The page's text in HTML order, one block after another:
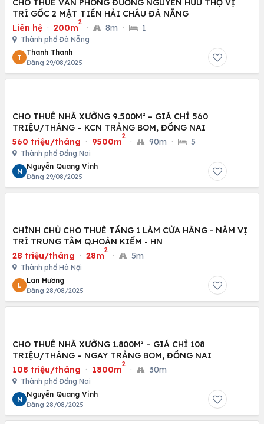
CHO THUÊ VĂN PHÒNG ĐƯỜNG NGUYỄN HỮU THỌ VỊ
TRÍ GỐC 2 MẶT TIỀN HẢI CHÂU ĐÀ NẴNG
Liên hệ · 200m
2
· 8m · 1
Thành phố Đà Nẵng
T
Thanh Thanh
Đăng 29/08/2025
CHO THUÊ NHÀ XƯỞNG 9.500M² – GIÁ CHỈ 560
TRIỆU/THÁNG – KCN TRẢNG BOM, ĐỒNG NAI
560 triệu/tháng · 9500m
2
· 90m · 5
Thành phố Đồng Nai
N
Nguyễn Quang Vinh
Đăng 29/08/2025
CHÍNH CHỦ CHO THUÊ TẦNG 1 LÀM CỬA HÀNG - NẰM VỊ
TRÍ TRUNG TÂM Q.HOÀN KIẾM - HN
28 triệu/tháng · 28m
2
· 5m
Thành phố Hà Nội
L
Lan Hương
Đăng 28/08/2025
CHO THUÊ NHÀ XƯỞNG 1.800M² – GIÁ CHỈ 108
TRIỆU/THÁNG – NGAY TRẢNG BOM, ĐỒNG NAI
108 triệu/tháng · 1800m
2
· 30m
Thành phố Đồng Nai
N
Nguyễn Quang Vinh
Đăng 28/08/2025